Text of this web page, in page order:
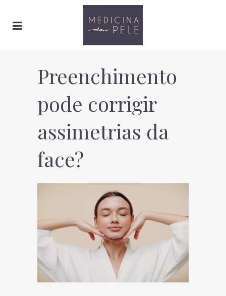
Preenchimento
pode corrigir
assimetrias da
face?